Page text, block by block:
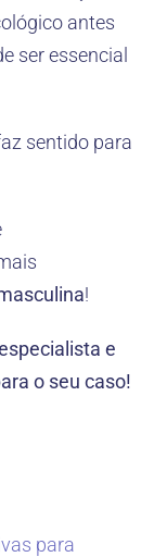
antes
ser essencial
sentido para
!
e
o seu caso!
para